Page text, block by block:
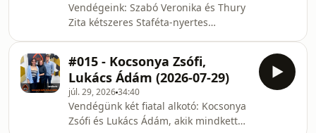
Vendégeink: Szabó Veronika és Thury
Zita kétszeres Staféta-nyertes
fontosak a helyspecifikus előadások,
milyen a független társulati lét, és
milyen kapcsolódásaik vannak a
Jurányihoz és a Fügéhez. tandem -
színházi alternatívák Balázsy Pannával
#015 - Kocsonya Zsófi,
Lukács Ádám (2026-07-29)
júl. 29, 202634:40
Vendégünk két fiatal alkotó: Kocsonya
Zsófi és Lukács Ádám, akik mindketten